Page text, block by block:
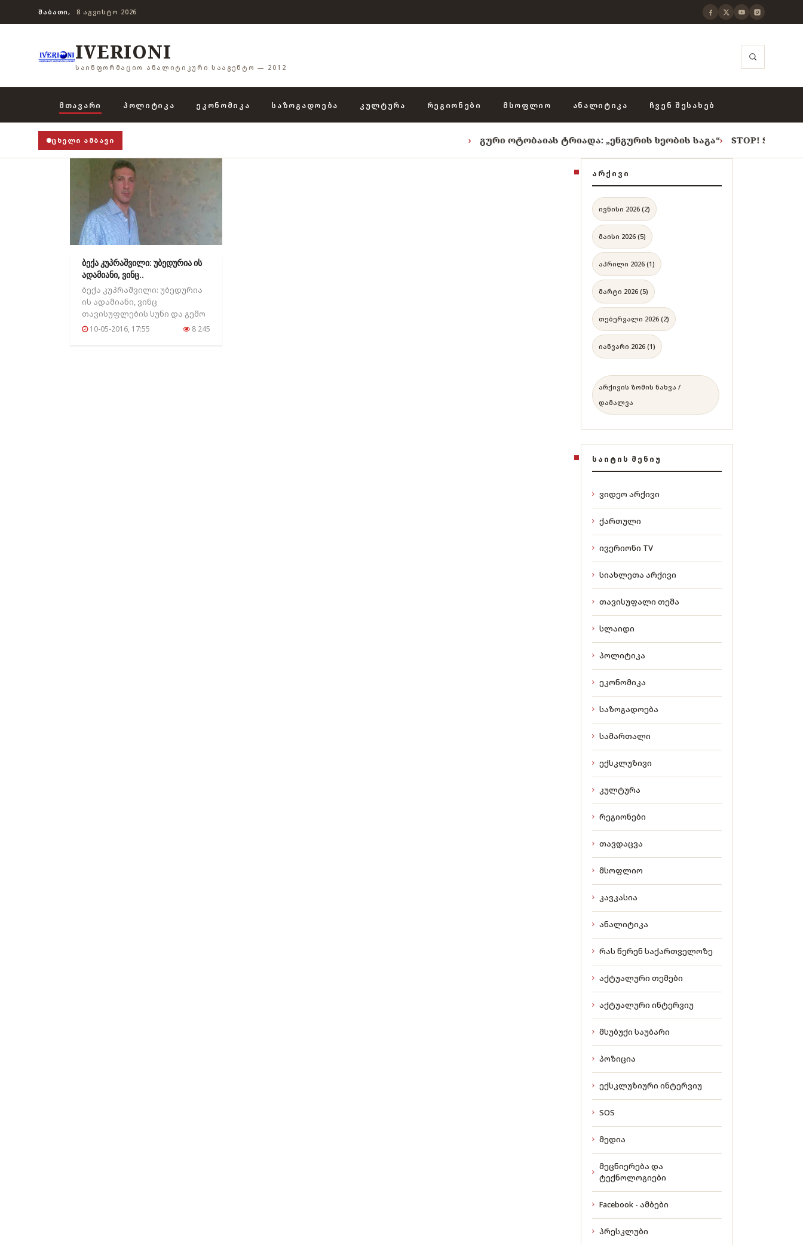
ᲨᲐᲑᲐᲗᲘ, 8 ᲐᲒᲕᲘᲡᲢᲝ 2026
IVERIONI
ᲡᲐᲘᲜᲤᲝᲠᲛᲐᲪᲘᲝ ᲐᲜᲐᲚᲘᲢᲘᲙᲣᲠᲘ ᲡᲐᲐᲒᲔᲜᲢᲝ — 2012
ᲛᲗᲐᲕᲐᲠᲘ ᲞᲝᲚᲘᲢᲘᲙᲐ ᲔᲙᲝᲜᲝᲛᲘᲙᲐ ᲡᲐᲖᲝᲒᲐᲓᲝᲔᲑᲐ ᲙᲣᲚᲢᲣᲠᲐ ᲠᲔᲒᲘᲝᲜᲔᲑᲘ ᲛᲡᲝᲤᲚᲘᲝ ᲐᲜᲐᲚᲘᲢᲘᲙᲐ ᲩᲕᲔᲜ ᲨᲔᲡᲐᲮᲔᲑ
ᲪᲮᲔᲚᲘ ᲐᲛᲑᲐᲕᲘ გური ოტობაიას ტრიადა: „ენგურის ხეობის საგა“› STOP! STOP! STOP!
ბექა კუპრაშვილი: უბედურია ის
ადამიანი, ვინც..
ბექა კუპრაშვილი: უბედურია
ის ადამიანი, ვინც
თავისუფლების სუნი და გემო
არ იცის!...
10-05-2016, 17:55 8 245
ᲐᲠᲥᲘᲕᲘ
ივნისი 2026 (2)
მაისი 2026 (5)
აპრილი 2026 (1)
მარტი 2026 (5)
თებერვალი 2026 (2)
იანვარი 2026 (1)
არქივის ზომის ნახვა /
დამალვა
ᲡᲐᲘᲢᲘᲡ ᲛᲔᲜᲘᲣ
ვიდეო არქივი
ქართული
ივერიონი TV
სიახლეთა არქივი
თავისუფალი თემა
სლაიდი
პოლიტიკა
ეკონომიკა
საზოგადოება
სამართალი
ექსკლუზივი
კულტურა
რეგიონები
თავდაცვა
მსოფლიო
კავკასია
ანალიტიკა
რას წერენ საქართველოზე
აქტუალური თემები
აქტუალური ინტერვიუ
მსუბუქი საუბარი
პოზიცია
ექსკლუზიური ინტერვიუ
SOS
მედია
მეცნიერება და
ტექნოლოგიები
Facebook - ამბები
პრესკლუბი